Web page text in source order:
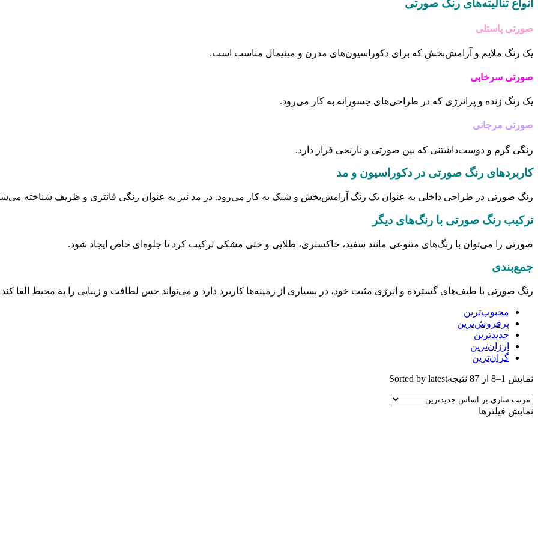
انواع تنالیته‌های رنگ صورتی
صورتی پاستلی
یک رنگ ملایم و آرامش‌بخش که برای دکوراسیون‌های مدرن و مینیمال مناسب است.
صورتی سرخابی
یک رنگ زنده و پرانرژی که در طراحی‌های جسورانه به کار می‌رود.
صورتی مرجانی
رنگی گرم و دوست‌داشتنی که بین صورتی و نارنجی قرار دارد.
کاربردهای رنگ صورتی در دکوراسیون و مد
رنگ صورتی در طراحی داخلی به عنوان یک رنگ آرامش‌بخش و شیک به کار می‌رود. در مد نیز به عنوان رنگی فانتزی و ظریف شناخته
ترکیب رنگ صورتی با رنگ‌های دیگر
صورتی را می‌توان با رنگ‌های متنوعی مانند سفید، خاکستری، طلایی و حتی مشکی ترکیب کرد تا جلوه‌ای خاص ایجاد شود.
جمع‌بندی
رنگ صورتی با طیف‌های گسترده و انرژی مثبت خود، در بسیاری از زمینه‌ها کاربرد دارد و می‌تواند حس لطافت و زیبایی را به محیط القا
محبوب‌ترین
پرفروش‌ترین
جدیدترین
ارزان‌ترین
گران‌ترین
نمایش 1–8 از 87 نتیجه Sorted by latest
نمایش فیلترها